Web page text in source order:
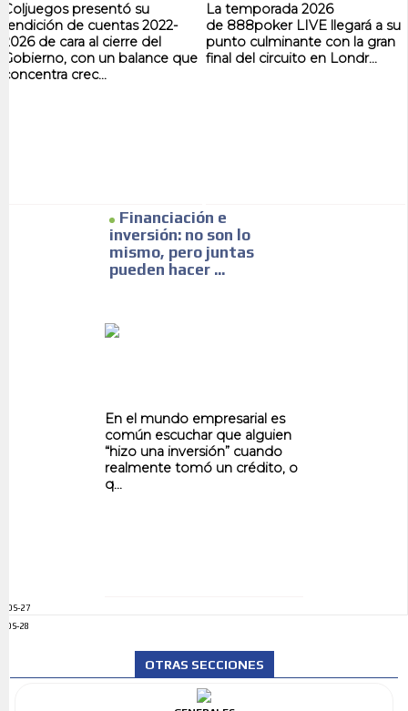
Coljuegos presentó su
rendición de cuentas 2022-
2026 de cara al cierre del
Gobierno, con un balance que
concentra crec...
La temporada 2026
de 888poker LIVE llegará a su
punto culminante con la gran
final del circuito en Londr...
Financiación e
inversión: no son lo
mismo, pero juntas
pueden hacer ...
En el mundo empresarial es
común escuchar que alguien
“hizo una inversión” cuando
realmente tomó un crédito, o
q...
ADS-27
ADS-28
OTRAS SECCIONES